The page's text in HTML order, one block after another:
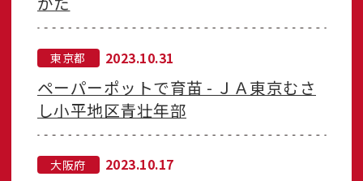
東京都 2023.10.31
ペーパーポットで育苗 - ＪＡ東京むさ
し小平地区青壮年部
大阪府 2023.10.17